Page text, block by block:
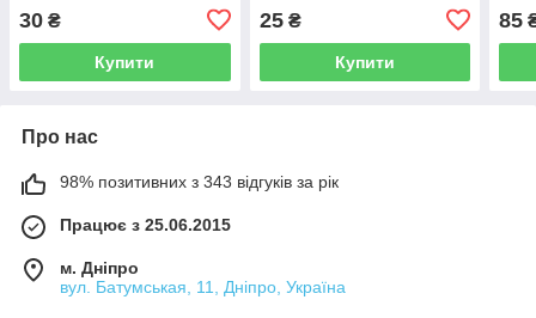
30 ₴
Купити
25₴
Купити
85
Про нас
98% позитивних з 343 відгуків за рік
Працює з 25.06.2015
м. Дніпро
вул. Батумськая, 11, Дніпро, Україна